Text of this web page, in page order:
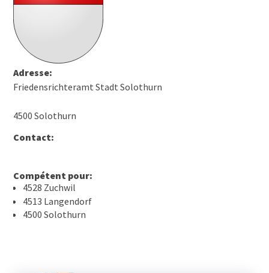
Adresse:
Friedensrichteramt Stadt Solothurn
4500 Solothurn
Contact:
Compétent pour:
4528 Zuchwil
4513 Langendorf
4500 Solothurn